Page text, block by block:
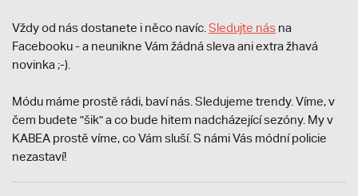
Vždy od nás dostanete i něco navíc. Sledujte nás na
Facebooku - a neunikne Vám žádná sleva ani extra žhavá
novinka ;-).
Módu máme prostě rádi, baví nás. Sledujeme trendy. Víme, v
čem budete "šik" a co bude hitem nadcházející sezóny. My v
KABEA prostě víme, co Vám sluší. S námi Vás módní policie
nezastaví!